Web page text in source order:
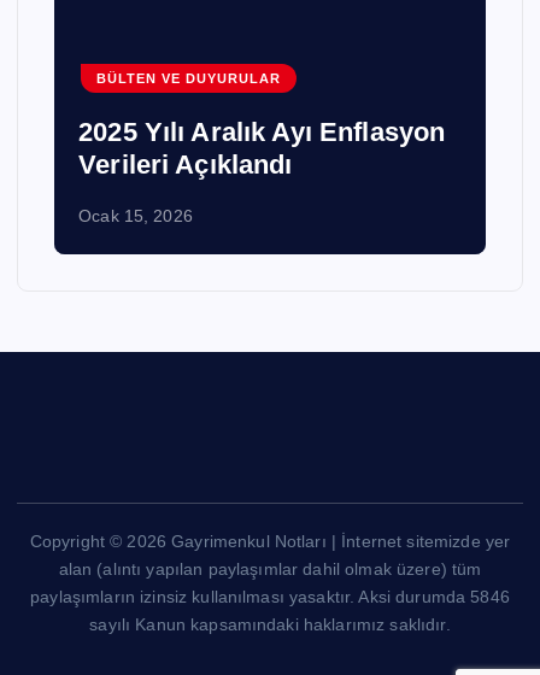
BÜLTEN VE DUYURULAR
2025 Yılı Aralık Ayı Enflasyon
Verileri Açıklandı
Ocak 15, 2026
Copyright © 2026 Gayrimenkul Notları | İnternet sitemizde yer
alan (alıntı yapılan paylaşımlar dahil olmak üzere) tüm
paylaşımların izinsiz kullanılması yasaktır. Aksi durumda 5846
sayılı Kanun kapsamındaki haklarımız saklıdır.